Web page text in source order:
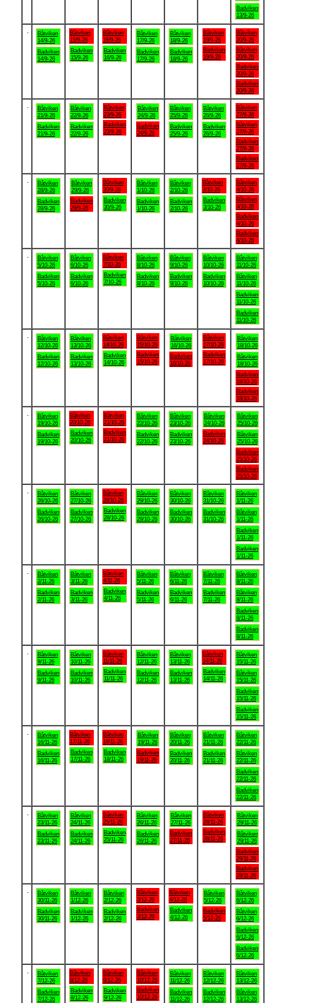
Badviken
13/9-26
Båtviken
14/9-26
Badviken
14/9-26
Båtviken
15/9-26
Badviken
15/9-26
Båtviken
16/9-26
Badviken
16/9-26
Båtviken
17/9-26
Badviken
17/9-26
Båtviken
18/9-26
Badviken
18/9-26
Båtviken
19/9-26
Badviken
19/9-26
Båtviken
20/9-26
Båtviken
20/9-26
Badviken
20/9-26
Badviken
20/9-26
Båtviken
21/9-26
Badviken
21/9-26
Båtviken
22/9-26
Badviken
22/9-26
Båtviken
23/9-26
Badviken
23/9-26
Båtviken
24/9-26
Badviken
24/9-26
Båtviken
25/9-26
Badviken
25/9-26
Båtviken
26/9-26
Badviken
26/9-26
Båtviken
27/9-26
Båtviken
27/9-26
Badviken
27/9-26
Badviken
27/9-26
Båtviken
28/9-26
Badviken
28/9-26
Båtviken
29/9-26
Badviken
29/9-26
Båtviken
30/9-26
Badviken
30/9-26
Båtviken
1/10-26
Badviken
1/10-26
Båtviken
2/10-26
Badviken
2/10-26
Båtviken
3/10-26
Badviken
3/10-26
Båtviken
4/10-26
Båtviken
4/10-26
Badviken
4/10-26
Badviken
4/10-26
Båtviken
5/10-26
Badviken
5/10-26
Båtviken
6/10-26
Badviken
6/10-26
Båtviken
7/10-26
Badviken
7/10-26
Båtviken
8/10-26
Badviken
8/10-26
Båtviken
9/10-26
Badviken
9/10-26
Båtviken
10/10-26
Badviken
10/10-26
Båtviken
11/10-26
Båtviken
11/10-26
Badviken
11/10-26
Badviken
11/10-26
Båtviken
12/10-26
Badviken
12/10-26
Båtviken
13/10-26
Badviken
13/10-26
Båtviken
14/10-26
Badviken
14/10-26
Båtviken
15/10-26
Badviken
15/10-26
Båtviken
16/10-26
Badviken
16/10-26
Båtviken
17/10-26
Badviken
17/10-26
Båtviken
18/10-26
Båtviken
18/10-26
Badviken
18/10-26
Badviken
18/10-26
Båtviken
19/10-26
Badviken
19/10-26
Båtviken
20/10-26
Badviken
20/10-26
Båtviken
21/10-26
Badviken
21/10-26
Båtviken
22/10-26
Badviken
22/10-26
Båtviken
23/10-26
Badviken
23/10-26
Båtviken
24/10-26
Badviken
24/10-26
Båtviken
25/10-26
Båtviken
25/10-26
Badviken
25/10-26
Badviken
25/10-26
Båtviken
26/10-26
Badviken
26/10-26
Båtviken
27/10-26
Badviken
27/10-26
Båtviken
28/10-26
Badviken
28/10-26
Båtviken
29/10-26
Badviken
29/10-26
Båtviken
30/10-26
Badviken
30/10-26
Båtviken
31/10-26
Badviken
31/10-26
Båtviken
1/11-26
Båtviken
1/11-26
Badviken
1/11-26
Badviken
1/11-26
Båtviken
2/11-26
Badviken
2/11-26
Båtviken
3/11-26
Badviken
3/11-26
Båtviken
4/11-26
Badviken
4/11-26
Båtviken
5/11-26
Badviken
5/11-26
Båtviken
6/11-26
Badviken
6/11-26
Båtviken
7/11-26
Badviken
7/11-26
Båtviken
8/11-26
Båtviken
8/11-26
Badviken
8/11-26
Badviken
8/11-26
Båtviken
9/11-26
Badviken
9/11-26
Båtviken
10/11-26
Badviken
10/11-26
Båtviken
11/11-26
Badviken
11/11-26
Båtviken
12/11-26
Badviken
12/11-26
Båtviken
13/11-26
Badviken
13/11-26
Båtviken
14/11-26
Badviken
14/11-26
Båtviken
15/11-26
Båtviken
15/11-26
Badviken
15/11-26
Badviken
15/11-26
Båtviken
16/11-26
Badviken
16/11-26
Båtviken
17/11-26
Badviken
17/11-26
Båtviken
18/11-26
Badviken
18/11-26
Båtviken
19/11-26
Badviken
19/11-26
Båtviken
20/11-26
Badviken
20/11-26
Båtviken
21/11-26
Badviken
21/11-26
Båtviken
22/11-26
Båtviken
22/11-26
Badviken
22/11-26
Badviken
22/11-26
Båtviken
23/11-26
Badviken
23/11-26
Båtviken
24/11-26
Badviken
24/11-26
Båtviken
25/11-26
Badviken
25/11-26
Båtviken
26/11-26
Badviken
26/11-26
Båtviken
27/11-26
Badviken
27/11-26
Båtviken
28/11-26
Badviken
28/11-26
Båtviken
29/11-26
Båtviken
29/11-26
Badviken
29/11-26
Badviken
29/11-26
Båtviken
30/11-26
Badviken
30/11-26
Båtviken
1/12-26
Badviken
1/12-26
Båtviken
2/12-26
Badviken
2/12-26
Båtviken
3/12-26
Badviken
3/12-26
Båtviken
4/12-26
Badviken
4/12-26
Båtviken
5/12-26
Badviken
5/12-26
Båtviken
6/12-26
Båtviken
6/12-26
Badviken
6/12-26
Badviken
6/12-26
Båtviken
7/12-26
Badviken
7/12-26
Båtviken
8/12-26
Badviken
8/12-26
Båtviken
9/12-26
Badviken
9/12-26
Båtviken
10/12-26
Badviken
10/12-26
Båtviken
11/12-26
Badviken
11/12-26
Båtviken
12/12-26
Badviken
12/12-26
Båtviken
13/12-26
Båtviken
13/12-26